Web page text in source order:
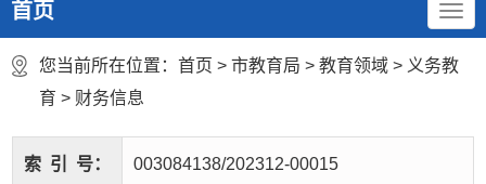
首页
您当前所在位置： 首页 > 市教育局 > 教育领域 > 义务教
育 > 财务信息
索 引 号： 003084138/202312-00015